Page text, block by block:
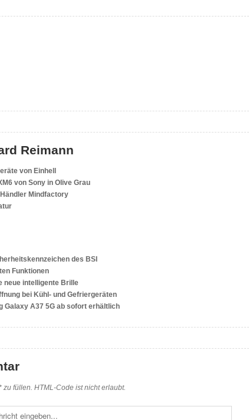
Reimann
von Einhell
von Sony in Olive Grau
Mindfactory
des BSI
Funktionen
neue intelligente Brille
bei Kühl- und Gefriergeräten
Galaxy A37 5G ab sofort erhältlich
füllen. HTML-Code ist nicht erlaubt.